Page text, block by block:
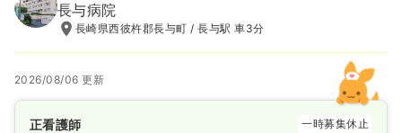
長与病院
長崎県西彼杵郡長与町 / 長与駅 車3分
2026/08/06 更新
正看護師
一時募集休止